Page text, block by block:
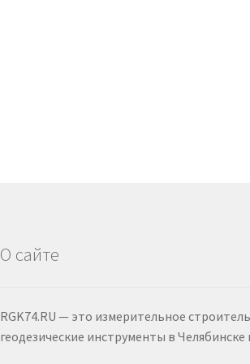
О сайте
RGK74.RU — это измерительное
геодезические инструменты в